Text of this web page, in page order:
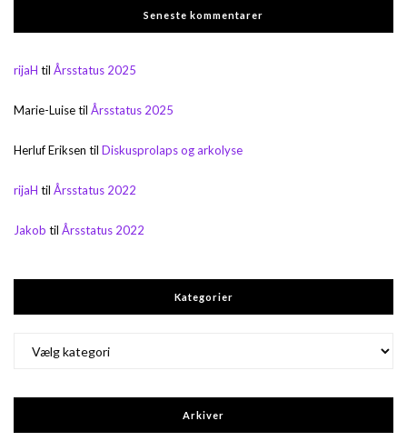
Seneste kommentarer
rijaH til Årsstatus 2025
Marie-Luisetil Årsstatus 2025
Herluf Eriksen til Diskusprolaps og arkolyse
rijaH til Årsstatus 2022
Jakob til Årsstatus 2022
Kategorier
Arkiver